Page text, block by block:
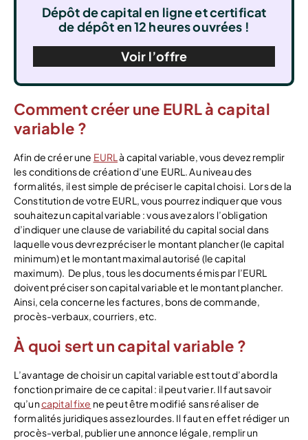
Dépôt de capital en ligne et certificat
de dépôt en 12 heures ouvrées !
Voir l’offre
Comment créer une EURL à capital
variable ?
Afin de créer une EURL à capital variable, vous devez remplir
les conditions de création d’une EURL. Au niveau des
formalités, il est simple de préciser le capital choisi. Lors de la
Constitution de votre EURL, vous pourrez indiquer que vous
souhaitez un capital variable : vous avez alors l’obligation
d’indiquer une clause de variabilité du capital social dans
laquelle vous devrez préciser le montant plancher (le capital
minimum) et le montant maximal autorisé (le capital
maximum). De plus, tous les documents émis par l’EURL
doivent préciser son capital variable et le montant plancher.
Ainsi, cela concerne les factures, bons de commande,
procès-verbaux, courriers, etc.
À quoi sert un capital variable ?
L’avantage de choisir un capital variable est tout d’abord la
fonction primaire de ce capital : il peut varier. Il faut savoir
qu’uncapital fixe ne peut être modifié sans réaliser de
formalités juridiques assez lourdes. Il faut en effet rédiger un
procès-verbal, publier une annonce légale, remplir un